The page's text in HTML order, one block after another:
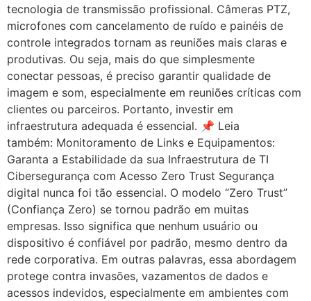
tecnologia de transmissão profissional. Câmeras PTZ,
microfones com cancelamento de ruído e painéis de
controle integrados tornam as reuniões mais claras e
produtivas. Ou seja, mais do que simplesmente
conectar pessoas, é preciso garantir qualidade de
imagem e som, especialmente em reuniões críticas com
clientes ou parceiros. Portanto, investir em
infraestrutura adequada é essencial. 📌 Leia
também: Monitoramento de Links e Equipamentos:
Garanta a Estabilidade da sua Infraestrutura de TI
Cibersegurança com Acesso Zero Trust Segurança
digital nunca foi tão essencial. O modelo “Zero Trust”
(Confiança Zero) se tornou padrão em muitas
empresas. Isso significa que nenhum usuário ou
dispositivo é confiável por padrão, mesmo dentro da
rede corporativa. Em outras palavras, essa abordagem
protege contra invasões, vazamentos de dados e
acessos indevidos, especialmente em ambientes com